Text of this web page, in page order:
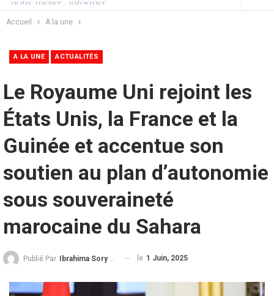
Accueil A la une
A LA UNE ACTUALITÉS
Le Royaume Uni rejoint les
États Unis, la France et la
Guinée et accentue son
soutien au plan d’autonomie
sous souveraineté
marocaine du Sahara
Publié Par Ibrahima Sory Diallo le 1 Juin, 2025